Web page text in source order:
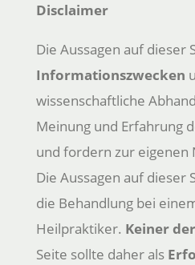
Disclaimer
Die Aussagen auf dieser
Informationszwecken
wissenschaftliche
Meinung und Erfahrung
und fordern zur eigenen
Die Aussagen auf dieser
die Behandlung bei
Heilpraktiker. Keiner
Seite sollte daher als